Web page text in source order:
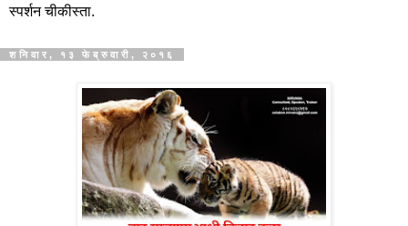
स्पर्शन चीकीस्ता.
शनिवार, १३ फेब्रुवारी, २०१६